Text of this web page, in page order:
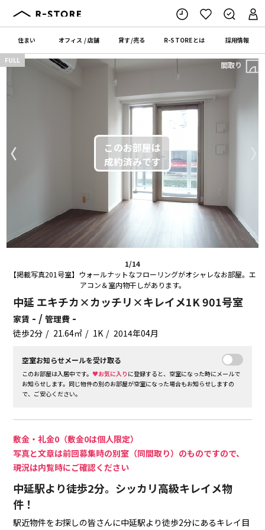
住まい オフィス /店舗 貸す/売る R-STOREとは 採用情報
1/14
【掲載写真201号室】ウォールナットなフローリングがオシャレなお部屋。エ
アコン＆室内物干しがあります。
〈 〉
FULL 間取り
中延 エキチカ×カッチリ×キレイメ1K 901号室
家賃 - /管理費 -
徒歩2分 21.64㎡ 1K 2014年04月
空室お知らせメールを受け取る
このお部屋は入居中です。♥お気に入り に登録すると、空室になった時にメールで
お知らせします。同じ物件の別のお部屋が空室になった場合もお知らせしますの
で、ご安心ください。
敷金・礼金0（敷金0は個人限定）
写真と文章は前回募集時の別室（同間取り）のものですので、
現況は内覧時にご確認ください
中延駅より徒歩2分。シッカリ高級キレイメ物
件！
駅近物件をお探しの皆さんに中延駅より徒歩2分にあるキレイ目